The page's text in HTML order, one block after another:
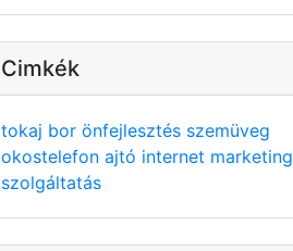
Cimkék
tokaj bor önfejlesztés szemüveg
okostelefon ajtó internet marketing
szolgáltatás